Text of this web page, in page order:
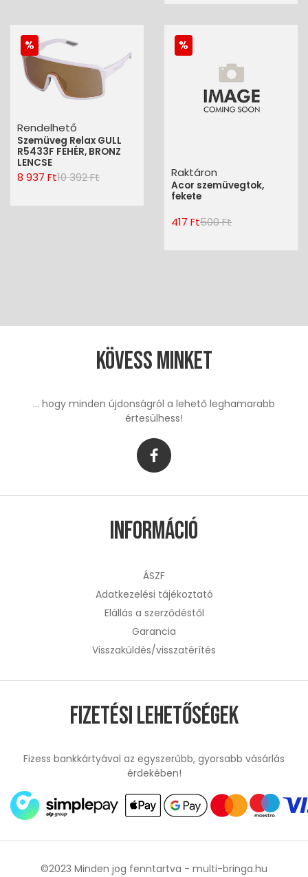
Rendelhető
Szemüveg Relax GULL
R5433F FEHÉR, BRONZ
LENCSE
8 937 Ft10 392 Ft Raktáron
Acor szemüvegtok,
fekete
417 Ft500 Ft
Kövess minket
... hogy minden újdonságról a lehető leghamarabb
értesülhess!
Információ
ÁSZF
Adatkezelési tájékoztató
Elállás a szerződéstől
Garancia
Visszaküldés/visszatérítés
Fizetési lehetőségek
Fizess bankkártyával az egyszerűbb, gyorsabb vásárlás
érdekében!
©2023 Minden jog fenntartva - multi-bringa.hu